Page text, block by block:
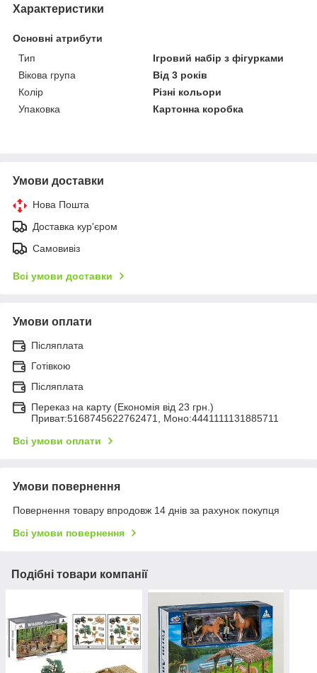
Характеристики
Основні атрибути
Тип
Ігровий набір з фігурками
Вікова група
Від 3 років
Колір
Різні кольори
Упаковка
Картонна коробка
Умови доставки
Нова Пошта
Доставка кур'єром
Самовивіз
Всі умови доставки
Умови оплати
Післяплата
Готівкою
Післяплата
Переказ на карту (Економія від 23 грн.)
Приват:5168745622762471, Моно:4441111131885711
Всі умови оплати
Умови повернення
Повернення товару впродовж 14 днів за рахунок покупця
Всі умови повернення
Подібні товари компанії